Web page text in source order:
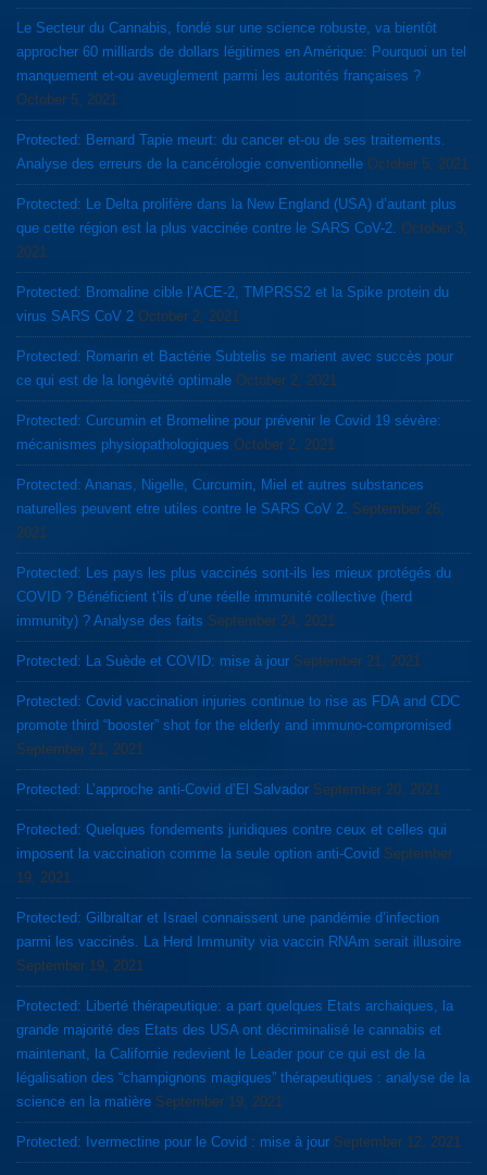
Le Secteur du Cannabis, fondé sur une science robuste, va bientôt
approcher 60 milliards de dollars légitimes en Amérique: Pourquoi un tel
manquement et-ou aveuglement parmi les autorités françaises ?
October 5, 2021
Protected: Bernard Tapie meurt: du cancer et-ou de ses traitements.
Analyse des erreurs de la cancérologie conventionnelle October 5, 2021
Protected: Le Delta prolifère dans la New England (USA) d’autant plus
que cette région est la plus vaccinée contre le SARS CoV-2. October 3,
2021
Protected: Bromaline cible l’ACE-2, TMPRSS2 et la Spike protein du
virus SARS CoV 2 October 2, 2021
Protected: Romarin et Bactérie Subtelis se marient avec succès pour
ce qui est de la longévité optimale October 2, 2021
Protected: Curcumin et Bromeline pour prévenir le Covid 19 sévère:
mécanismes physiopathologiques October 2, 2021
Protected: Ananas, Nigelle, Curcumin, Miel et autres substances
naturelles peuvent etre utiles contre le SARS CoV 2. September 26,
2021
Protected: Les pays les plus vaccinés sont-ils les mieux protégés du
COVID ? Bénéficient t’ils d’une réelle immunité collective (herd
immunity) ? Analyse des faits September 24, 2021
Protected: La Suède et COVID: mise à jour September 21, 2021
Protected: Covid vaccination injuries continue to rise as FDA and CDC
promote third “booster” shot for the elderly and immuno-compromised
September 21, 2021
Protected: L’approche anti-Covid d’El Salvador September 20, 2021
Protected: Quelques fondements juridiques contre ceux et celles qui
imposent la vaccination comme la seule option anti-Covid September
19, 2021
Protected: Gilbraltar et Israel connaissent une pandémie d’infection
parmi les vaccinés. La Herd Immunity via vaccin RNAm serait illusoire
September 19, 2021
Protected: Liberté thérapeutique: a part quelques Etats archaiques, la
grande majorité des Etats des USA ont décriminalisé le cannabis et
maintenant, la Californie redevient le Leader pour ce qui est de la
légalisation des “champignons magiques” thérapeutiques : analyse de la
science en la matière September 19, 2021
Protected: Ivermectine pour le Covid : mise à jour September 12, 2021